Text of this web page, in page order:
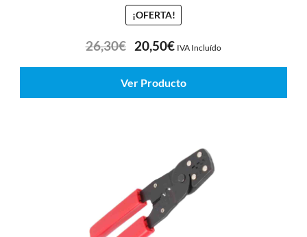
¡OFERTA!
26,30€ 20,50€ IVA Incluído
Ver Producto